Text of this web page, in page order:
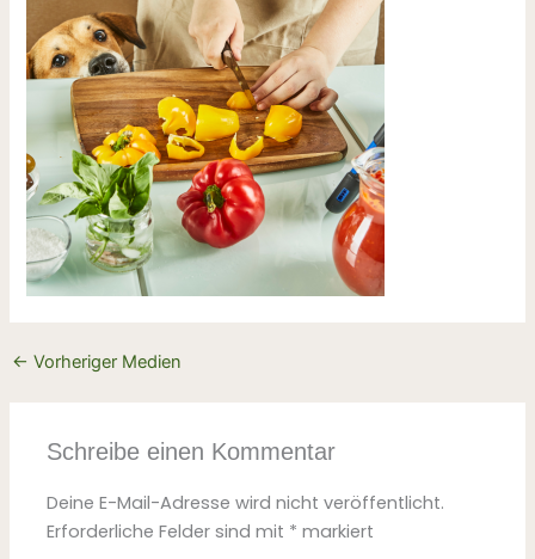
← Vorheriger Medien
Schreibe einen Kommentar
Deine E-Mail-Adresse wird nicht veröffentlicht.
Erforderliche Felder sind mit * markiert